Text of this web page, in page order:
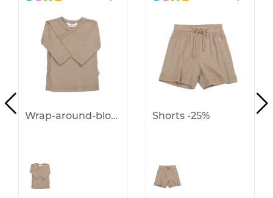
Wrap-around-blouse -25% Shorts -25%